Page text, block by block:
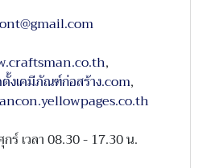
,
เคมีภัณฑ์ก่อสร้าง.com,
ร์ เวลา 08.30 - 17.30 น.